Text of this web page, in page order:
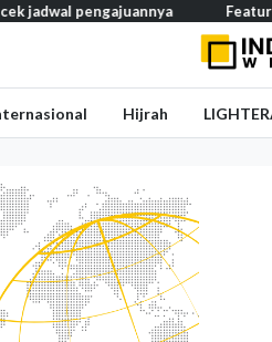
Feature – Dari Laut
Hijrah